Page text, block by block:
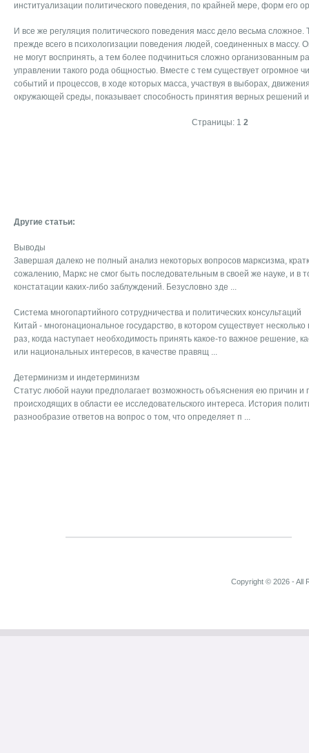
институализации политического поведения, по крайней мере, форм его
И все же регуляция политического поведения масс дело весьма сложное.
прежде всего в психологизации поведения людей, соединенных в массу.
не могут воспринять, а тем более подчиниться сложно организованным
управлении такого рода общностью. Вместе с тем существует огромное
событий и процессов, в ходе которых масса, участвуя в выборах,
окружающей среды, показывает способность принятия верных решений
Страницы: 1 2
Другие статьи:
Выводы
Завершая далеко не полный анализ некоторых вопросов марксизма,
сожалению, Маркс не смог быть последовательным в своей же науке, и в
констатации каких-либо заблуждений. Безусловно зде ...
Система многопартийного сотрудничества и политических консультаций
Китай - многонациональное государство, в котором существует
раз, когда наступает необходимость принять какое-то важное решение,
или национальных интересов, в качестве правящ ...
Детерминизм и индетерминизм
Статус любой науки предполагает возможность объяснения ею причин и
происходящих в области ее исследовательского интереса. История
разнообразие ответов на вопрос о том, что определяет п ...
Copyright © 2026 - All